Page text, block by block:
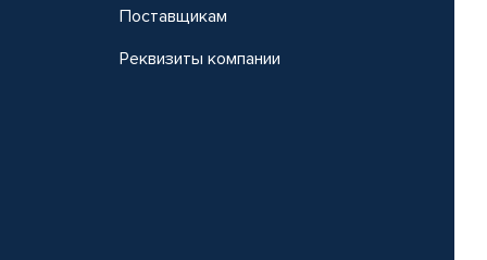
Поставщикам
Реквизиты компании